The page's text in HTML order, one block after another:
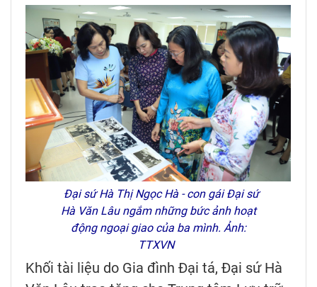
Đại sứ Hà Thị Ngọc Hà - con gái Đại sứ
Hà Văn Lâu ngắm những bức ảnh hoạt
động ngoại giao của ba mình. Ảnh:
TTXVN
Khối tài liệu do Gia đình Đại tá, Đại sứ Hà